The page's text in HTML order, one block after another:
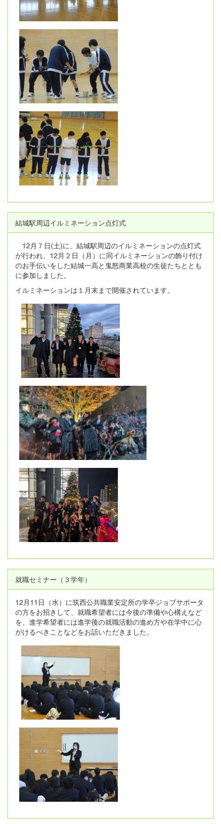
結城駅周辺イルミネーション点灯式
12月７日(土)に、結城駅周辺のイルミネーションの点灯式
が行われ、12月２日（月）に同イルミネーションの飾り付け
のお手伝いをした結城一高と鬼怒商業高校の生徒たちととも
に参加しました。
イルミネーションは１月末まで開催されています。
就職セミナー（３学年）
12月11日（水）に筑西公共職業安定所の学卒ジョブサポータ
の方をお招きして、就職希望者には今後の準備や心構えなど
を、進学希望者には進学後の就職活動の進め方や在学中に心
がけるべきことなどをお話いただきました。